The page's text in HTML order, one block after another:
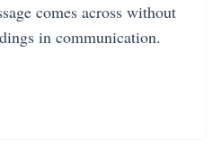
comes across without
in communication.